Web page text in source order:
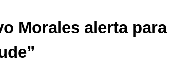
Morales alerta para